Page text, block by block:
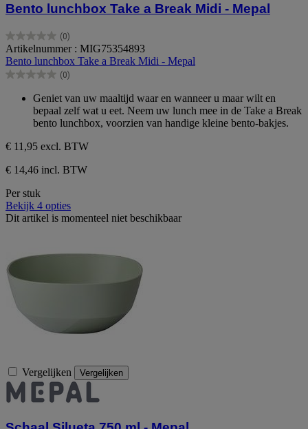
Bento lunchbox Take a Break Midi - Mepal
(0)
0.0
van
de
5
Artikelnummer : MIG75354893
Bento lunchbox Take a Break Midi - Mepal
(0)
0.0
sterren.
Geniet van uw maaltijd waar en wanneer u maar wilt en
bepaal zelf wat u eet. Neem uw lunch mee in de Take a Break
bento lunchbox, voorzien van handige kleine bento-bakjes.
€ 11,95 excl. BTW
€ 14,46 incl. BTW
Per stuk
Bekijk 4 opties
Dit artikel is momenteel niet beschikbaar
Vergelijken Vergelijken